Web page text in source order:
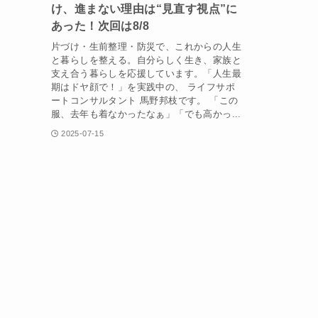
け、進まない理由は“見直す視点”に
あった！次回は8/8
片づけ・生前整理・防災で、これからの人生
と暮らしを整える。自分らしく生き、家族と
支え合う暮らしを応援しています。「人生最
期はドヤ顔で！」を実践中の、 ライフサポ
ートコンサルタント 馬野邦枝です。 「この
服、去年も着なかったなぁ」「でも高かっ...
2025-07-15